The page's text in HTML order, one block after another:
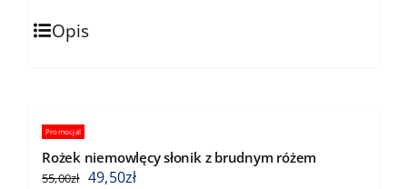
Opis
Promocja!
Rożek niemowlęcy słonik z brudnym różem
55,00zł 49,50zł